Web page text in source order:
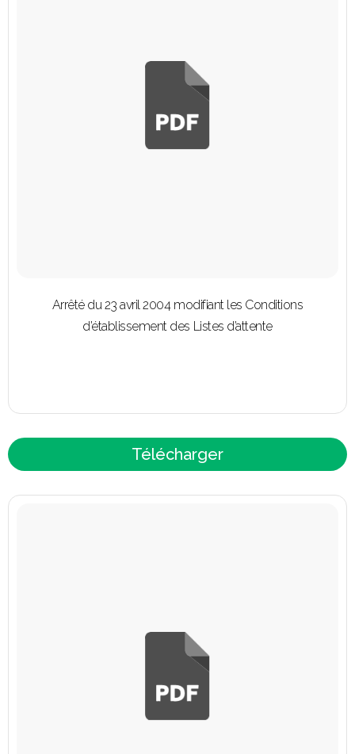
Arrêté du 23 avril 2004 modifiant les Conditions
d’établissement des Listes d’attente
Télécharger